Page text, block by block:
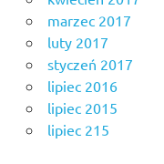
marzec 2017
luty 2017
styczeń 2017
lipiec 2016
lipiec 2015
lipiec 215